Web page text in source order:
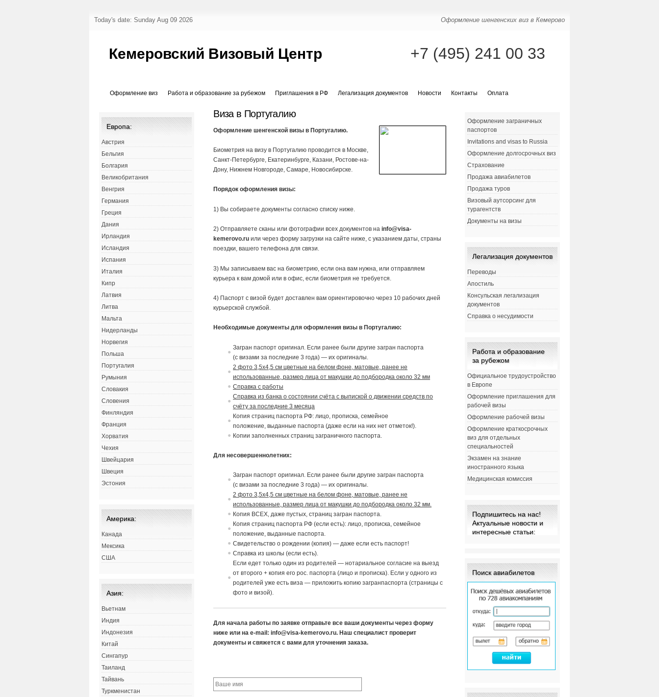
Оформление шенгенских виз в Кемерово
Today's date: Sunday Aug 09 2026
Кемеровский Визовый Центр +7 (495) 241 00 33
Оформление виз Работа и образование за рубежом Приглашения в РФ Легализация документов Новости Контакты Оплата
Виза в Португалию
Оформление шенгенской визы в Португалию.
Биометрия на визу в Португалию проводится в Москве,
Санкт-Петербурге, Екатеринбурге, Казани, Ростове-на-
Дону, Нижнем Новгороде, Самаре, Новосибирске.
Порядок оформления визы:
1) Вы собираете документы согласно списку ниже.
2) Отправляете сканы или фотографии всех документов наinfo@visa-
kemerovo.ru или через форму загрузки на сайте ниже, с указанием даты, страны
поездки, вашего телефона для связи.
3) Мы записываем вас на биометрию, если она вам нужна, или отправляем
курьера к вам домой или в офис, если биометрия не требуется.
4) Паспорт с визой будет доставлен вам ориентировочно через 10 рабочих дней
курьерской службой.
Необходимые документы для оформления визы в Португалию:
Загран паспорт оригинал. Если ранее были другие загран паспорта
(свизами за последние 3 года) — их оригиналы.
2 фото 3,5х4,5 см цветные на белом фоне, матовые, ранее не
использованные, размер лица от макушки до подбородка около 32 мм
Справка с работы
Справка из банка о состоянии счёта с выпиской о движении средств по
счёту за последние 3 месяца
Копия страниц паспорта РФ: лицо, прописка, семейное
положение,выданные паспорта (даже если на них нет отметок!).
Копии заполненных страниц заграничного паспорта.
Для несовершеннолетних:
Загран паспорт оригинал. Если ранее были другие загран паспорта
(свизами за последние 3 года) — их оригиналы.
2 фото 3,5х4,5 см цветные на белом фоне, матовые, ранее не
использованные, размер лица от макушки до подбородка около 32 мм.
Копия ВСЕХ, даже пустых, страниц загран паспорта.
Копия страниц паспорта РФ (если есть): лицо, прописка, семейное
положение,выданные паспорта.
Свидетельство о рождении (копия) — даже если есть паспорт!
Справка из школы (если есть).
Если едет только один из родителей — нотариальное согласиена выезд
отвторого + копия его рос. паспорта (лицо и прописка). Если у одного из
родителей уже есть виза — приложить копию загранпаспорта (страницы с
фото и визой).
Для начала работы по заявке отправьте все ваши документы через форму
ниже или на e-mail: info@visa-kemerovo.ru. Наш специалист проверит
документы и свяжется с вами для уточнения заказа.
Европа:
Австрия
Бельгия
Болгария
Великобритания
Венгрия
Германия
Греция
Дания
Ирландия
Исландия
Испания
Италия
Кипр
Латвия
Литва
Мальта
Нидерланды
Норвегия
Польша
Португалия
Румыния
Словакия
Словения
Финляндия
Франция
Хорватия
Чехия
Швейцария
Швеция
Эстония
Америка:
Канада
Мексика
США
Азия:
Вьетнам
Индия
Индонезия
Китай
Сингапур
Таиланд
Тайвань
Туркменистан
Оформление заграничных
паспортов
Invitations and visas to Russia
Оформление долгосрочных виз
Страхование
Продажа авиабилетов
Продажа туров
Визовый аутсорсинг для
турагентств
Документы на визы
Легализация документов
Переводы
Апостиль
Консульская легализация
документов
Справка о несудимости
Работа и образование
за рубежом
Официальное трудоустройство
в Европе
Оформление приглашения для
рабочей визы
Оформление рабочей визы
Оформление краткосрочных
виз для отдельных
специальностей
Экзамен на знание
иностранного языка
Медицинская комиссия
Подпишитесь на нас!
Актуальные новости и
интересные статьи:
Поиск авиабилетов